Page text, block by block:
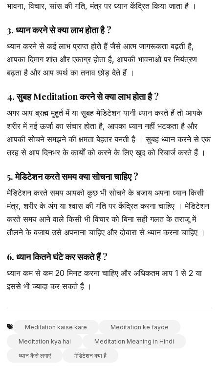
भावना, विचार, सांस की गति, मंत्र पर ध्यान केंद्रित किया जाता है ।
3. ध्यान करने से क्या लाभ होता है ?
ध्यान करने से कई लाभ प्राप्त होते हैं जैसे आत्म जागरूकता बढ़ती है,
आपका दिमाग शांत और एकाग्र होता है, आपकी भावनाओं पर नियंत्रण
बढ़ता है और आप व्यर्थ का तनाव छोड़ देते हैं ।
4. सुबह Meditation करने से क्या लाभ होता है ?
अगर आप ब्रह्म मुहूर्त में या सुबह मेडिटेशन यानी ध्यान करते हैं तो आपके
शरीर में नई ऊर्जा का संचार होता है, आपका ध्यान नहीं भटकता है और
आपकी सोचने समझने की क्षमता बेहतर बनती है । सुबह ध्यान करने से एक
तरह से आप दिनभर के कार्यों को करने के लिए खुद को रिचार्ज करते हैं ।
5. मेडिटेशन करते समय क्या सोचना चाहिए ?
मेडिटेशन करते समय आपको कुछ भी सोचने के बजाय अपना ध्यान किसी
मंत्र, शरीर के अंग या श्वास की गति पर केंद्रित करना चाहिए । मेडिटेशन
करते समय आने वाले किसी भी विचार को बिना सही गलत के तराजू में
तौलने के बजाय उसे अपनाना चाहिए और दोबारा से ध्यान करना चाहिए ।
6. ध्यान कितने घंटे कर सकते हैं ?
ध्यान कम से कम 20 मिनट करना चाहिए और अधिकतम आप 1 से 2 या
इससे भी ज्यादा कर सकते हैं ।
Meditation kaise kare
Meditation ke fayde
Meditation kya hai
Meditation Meaning in Hindi
ध्यान कैसे लगाएं
मेडिटेशन क्या है